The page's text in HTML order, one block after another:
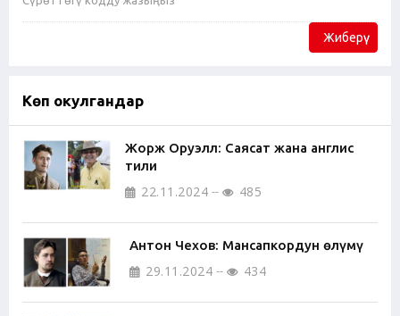
Жиберүү
Көп окулгандар
Жорж Оруэлл: Саясат жана англис
тили
22.11.2024 485
Антон Чехов: Мансапкордун өлүмү
29.11.2024 434